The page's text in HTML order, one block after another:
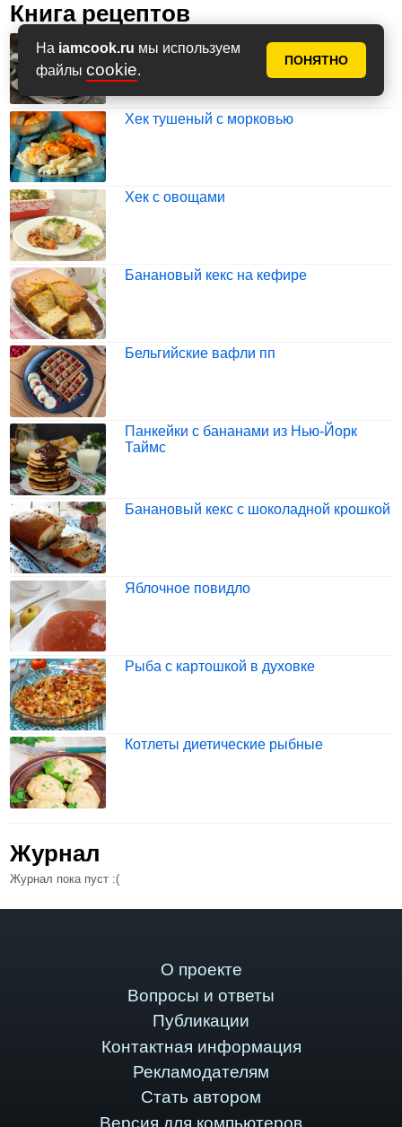
На iamcook.ru мы используем
файлы cookie.
ПОНЯТНО
Книга рецептов
Хек с картошкой в фольге в духовке
Хек тушеный с морковью
Хек с овощами
Банановый кекс на кефире
Бельгийские вафли пп
Панкейки с бананами из Нью-Йорк
Таймс
Банановый кекс с шоколадной крошкой
Яблочное повидло
Рыба с картошкой в духовке
Котлеты диетические рыбные
Журнал
Журнал пока пуст :(
О проекте
Вопросы и ответы
Публикации
Контактная информация
Рекламодателям
Стать автором
Версия для компьютеров